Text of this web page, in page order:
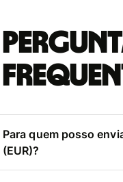
Para quem posso
(EUR)?